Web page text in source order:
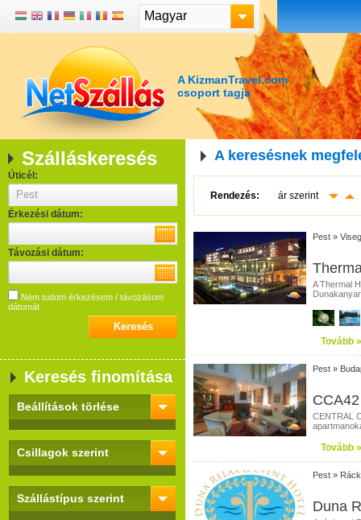
Magyar
A KizmanTravel.com
csoport tagja
Szálláskeresés
Úticél:
Érkezési dátum:
Távozási dátum:
Nem tudom érkezésem / távozásom
dátumát
Keresés finomítása
Beállítások törlése
Csillagok szerint
Szállástípus szerint
A keresésnek
Rendezés: ár szerint
Pest »
A Thermal
Tovább »
Pest »
CENTRAL
Tovább »
Pest »
Duna